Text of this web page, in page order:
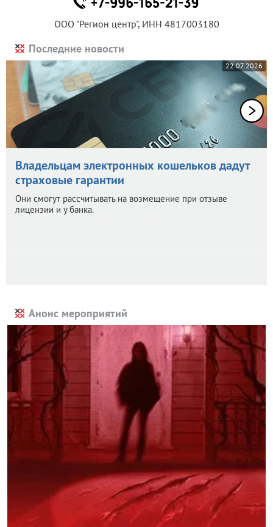
ООО "Регион центр", ИНН 4817003180
Последние новости
22.07.2026
Владельцам электронных кошельков дадут
страховые гарантии
Они смогут рассчитывать на возмещение при отзыве
лицензии и у банка.
Анонс мероприятий